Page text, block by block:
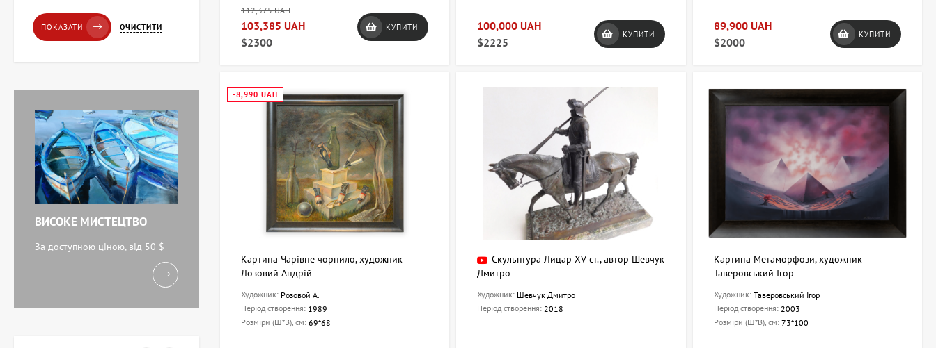
112,375 UAH
103,385 UAH
$2300
КУПИТИ
100,000 UAH
$2225
КУПИТИ
89,900 UAH
$2000
КУПИТИ
-8,990 UAH
Картина Чарівне чорнило, художник
Лозовий Андрій
Художник: Розовой А.
Період створення: 1989
Розміри (Ш*В), см: 69*68
Скульптура Лицар XV ст., автор Шевчук
Дмитро
Художник: Шевчук Дмитро
Період створення: 2018
Картина Метаморфози, художник
Таверовський Ігор
Художник: Таверовський Ігор
Період створення: 2003
Розміри (Ш*В), см: 73*100
ПОКАЗАТИ ОЧИСТИТИ
ВИСОКЕ МИСТЕЦТВО
За доступною ціною, від 50 $
11,238 UAH
Картина Абстракція
триптих, художник Бурда
Ярослав
71,920 UAH
художник Кокін Михайло